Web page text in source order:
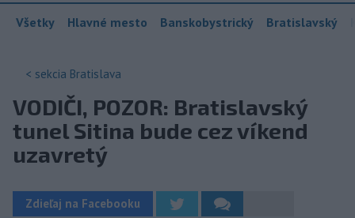
Všetky Hlavné mesto Banskobystrický Bratislavský
< sekcia Bratislava
VODIČI, POZOR: Bratislavský
tunel Sitina bude cez víkend
uzavretý
Zdieľaj na Facebooku